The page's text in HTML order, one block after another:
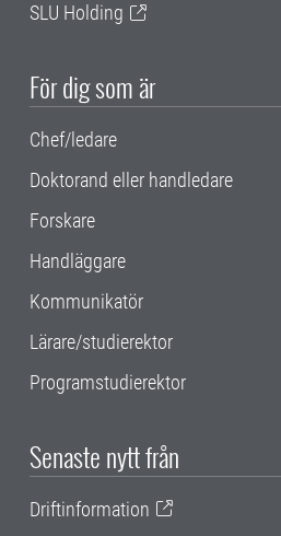
SLU Holding
För dig som är
Chef/ledare
Doktorand eller handledare
Forskare
Handläggare
Kommunikatör
Lärare/studierektor
Programstudierektor
Senaste nytt från
Driftinformation